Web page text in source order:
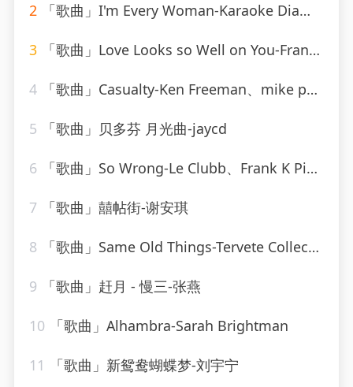
2 「歌曲」I'm Every Woman-Karaoke Diamonds
3 「歌曲」Love Looks so Well on You-Frank Sinatra
4 「歌曲」Casualty-Ken Freeman、mike post、Nic Raine、Pete Carpenter
5 「歌曲」贝多芬 月光曲-jaycd
6 「歌曲」So Wrong-Le Clubb、Frank K Pini、Alex Apple
7 「歌曲」囍帖街-谢安琪
8 「歌曲」Same Old Things-Tervete Collective、Cazeaux O.S.L.O、Phat Kat、DJ Design
9 「歌曲」赶月 - 慢三-张燕
10 「歌曲」Alhambra-Sarah Brightman
11 「歌曲」新鸳鸯蝴蝶梦-刘宇宁